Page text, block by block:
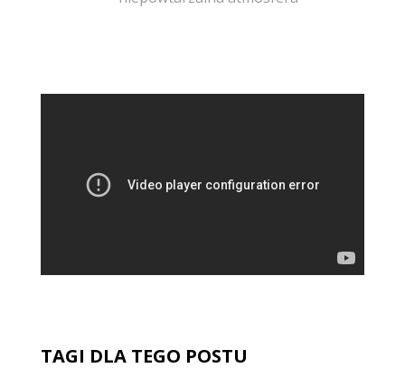
TAGI DLA TEGO POSTU